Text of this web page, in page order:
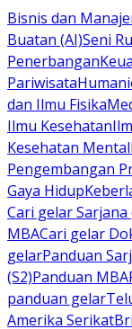
Bisnis dan
Buatan (AI)Seni
Penerbangan
Pariwisata
dan Ilmu Fisika
Ilmu Kesehatan
Kesehatan Mental
Pengembangan
Gaya Hidup
Cari gelar Sarjana
MBACari gelar
gelarPanduan
(S2)Panduan MBA
panduan gelar
Amerika Serikat